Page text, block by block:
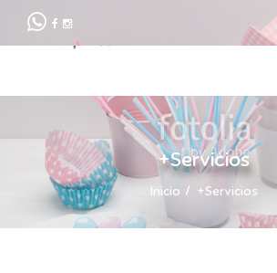
+Servicios
Inicio +Servicios